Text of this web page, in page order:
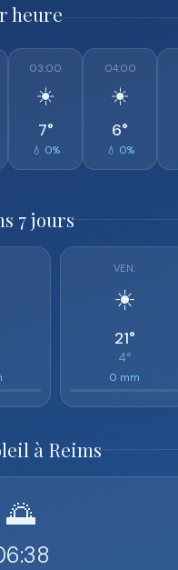
heure
03:00
☀️
7°
💧 0%
04:00
☀️
6°
💧 0%
7 jours
VEN.
☀️
21°
4°
0 mm
à Reims
🌅